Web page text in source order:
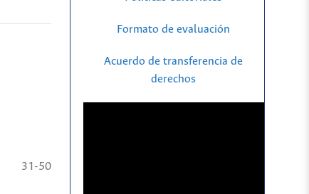
31-50
Formato de evaluación
Acuerdo de transferencia de
derechos